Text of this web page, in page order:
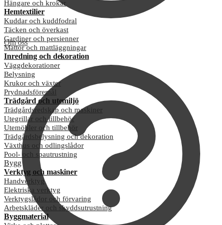
Om oss
Hängare och krokar
Hemtextilier
Kuddar och kuddfodral
Täcken och överkast
Gardiner och persienner
Mattor och mattläggningar
Inredning och dekoration
Väggdekorationer
Belysning
Krukor och växter
Prydnadsföremål
Trädgård och utemiljö
Trädgårdsredskap och maskiner
Utegrillar och tillbehör
Utemöbler och tillbehör
Trädgårdsbelysning och dekoration
Växthus och odlingslådor
Pool- och spautrustning
Bygg
Verktyg och maskiner
Handverktyg
Elektriska verktyg
Verktygslådor och förvaring
Arbetskläder och skyddsutrustning
Byggmaterial